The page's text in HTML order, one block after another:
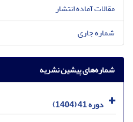
مقالات آماده انتشار
شماره جاری
شماره‌های پیشین نشریه
دوره 41 (1404)